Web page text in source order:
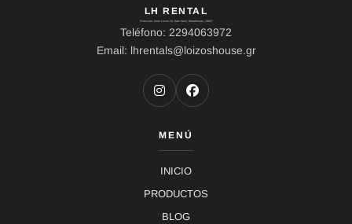
LH RENTAL
Dirección: Ierou Loxou 10, Kato Souli, Marathonas, 19007
Teléfono: 2294063972
Email: lhrentals@loizoshouse.gr
MENÚ
INICIO
PRODUCTOS
BLOG